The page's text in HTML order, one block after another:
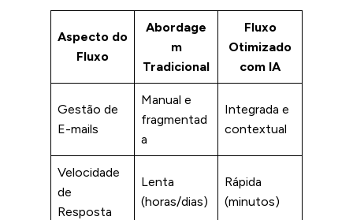
Aspecto do
Fluxo
Abordage
m
Tradicional
Fluxo
Otimizado
com IA
Gestão de
E-mails
Manual e
fragmentad
a
Integrada e
contextual
Velocidade
de
Resposta
Lenta
(horas/dias)
Rápida
(minutos)